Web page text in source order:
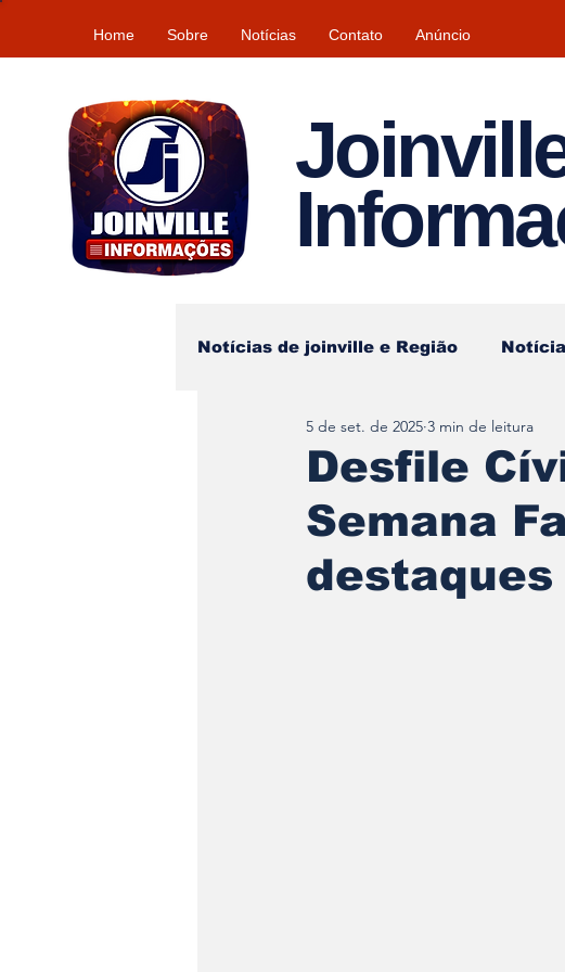
Home Sobre Notícias Contato Anúncio
Notícias de joinville e Região
Tempo\clima
Desfile
Semana
5 de set. de 2025 3 min de leitura